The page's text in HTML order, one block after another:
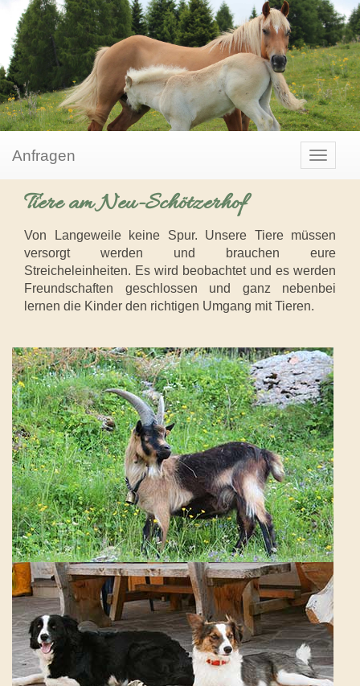
Toggle
Anfragen
Tiere am Neu-Schötzerhof
Von Langeweile keine Spur. Unsere Tiere müssen
versorgt werden und brauchen eure
Streicheleinheiten. Es wird beobachtet und es werden
Freundschaften geschlossen und ganz nebenbei
lernen die Kinder den richtigen Umgang mit Tieren.